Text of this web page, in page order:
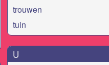
trouwen
tuin
U